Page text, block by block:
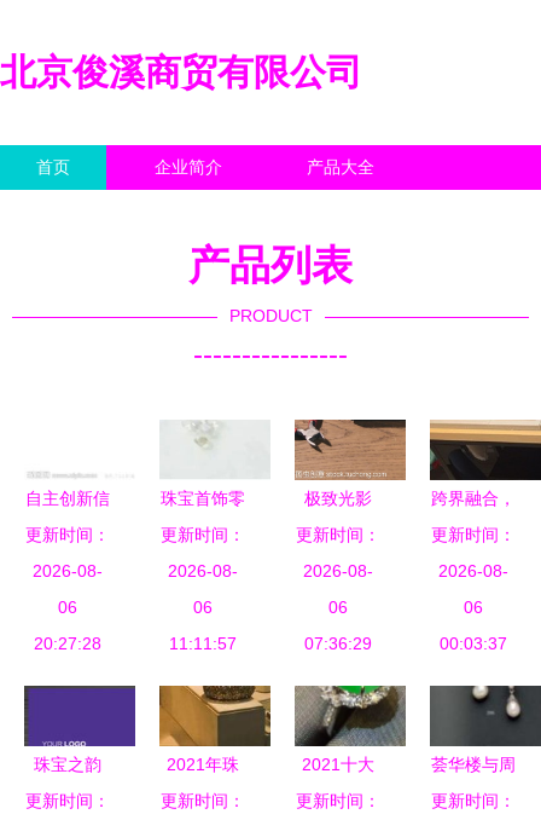
北京俊溪商贸有限公司
首页 企业简介 产品大全
产品列表
PRODUCT
----------------
自主创新信
誉为先 美
一坊时尚饰
品加盟与文
具用品零售
更新时间：
2026-08-
06
20:27:28
珠宝首饰零
售的潮涌时
刻 中宝协
视角下的转
型升级之路
更新时间：
2026-08-
06
11:11:57
极致光影
珠宝首饰零
售橱窗的艺
术
更新时间：
2026-08-
06
07:36:29
跨界融合，
共创辉煌
织莺女装携
手戴呗珠宝
与文具零售
更新时间：
2026-08-
06
00:03:37
珠宝之韵
高端零售圈
更新时间：
2021年珠
宝首饰零售
更新时间：
2021十大
翡翠品牌
更新时间：
荟华楼与周
大福 珠宝
更新时间：